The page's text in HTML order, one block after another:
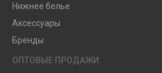
Нижнее белье
Аксессуары
Бренды
ОПТОВЫЕ ПРОДАЖИ